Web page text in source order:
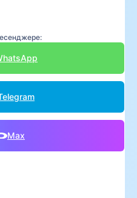
Max